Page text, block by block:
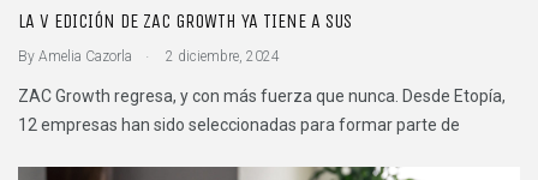
LA V EDICIÓN DE ZAC GROWTH YA TIENE A SUS
By Amelia Cazorla . 2 diciembre, 2024
ZAC Growth regresa, y con más fuerza que nunca. Desde Etopía,
12 empresas han sido seleccionadas para formar parte de